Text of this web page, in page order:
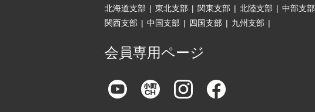
北海道支部 | 東北支部 | 関東支部 | 北陸支部 | 中部支部
関西支部 | 中国支部 | 四国支部 | 九州支部 |
会員専用ページ